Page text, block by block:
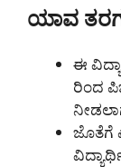
ಯಾವ
ಈ
ರಿಂದ
ಜೊತೆಗೆ